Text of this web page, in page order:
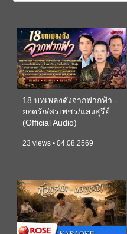
18 บทเพลงดังจากฟากฟ้า -
ยอดรัก/ศรเพชร/แสงสุรีย์
(Official Audio)
23 views • 04.08.2569